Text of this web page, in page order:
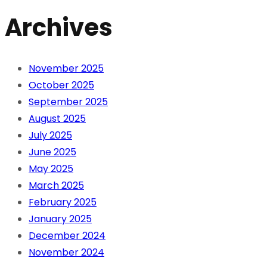
Archives
November 2025
October 2025
September 2025
August 2025
July 2025
June 2025
May 2025
March 2025
February 2025
January 2025
December 2024
November 2024